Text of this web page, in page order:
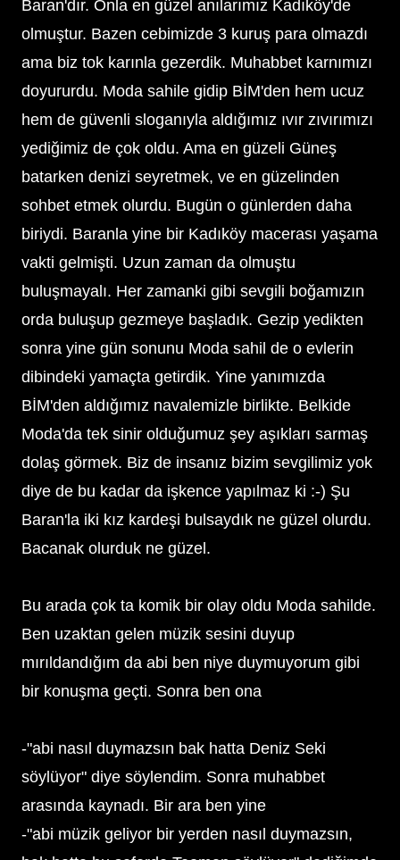
Baran'dır. Onla en güzel anılarımız Kadıköy'de
olmuştur. Bazen cebimizde 3 kuruş para olmazdı
ama biz tok karınla gezerdik. Muhabbet karnımızı
doyururdu. Moda sahile gidip BİM'den hem ucuz
hem de güvenli sloganıyla aldığımız ıvır zıvırımızı
yediğimiz de çok oldu. Ama en güzeli Güneş
batarken denizi seyretmek, ve en güzelinden
sohbet etmek olurdu. Bugün o günlerden daha
biriydi. Baranla yine bir Kadıköy macerası yaşama
vakti gelmişti. Uzun zaman da olmuştu
buluşmayalı. Her zamanki gibi sevgili boğamızın
orda buluşup gezmeye başladık. Gezip yedikten
sonra yine gün sonunu Moda sahil de o evlerin
dibindeki yamaçta getirdik. Yine yanımızda
BİM'den aldığımız navalemizle birlikte. Belkide
Moda'da tek sinir olduğumuz şey aşıkları sarmaş
dolaş görmek. Biz de insanız bizim sevgilimiz yok
diye de bu kadar da işkence yapılmaz ki :-) Şu
Baran'la iki kız kardeşi bulsaydık ne güzel olurdu.
Bacanak olurduk ne güzel.
Bu arada çok ta komik bir olay oldu Moda sahilde.
Ben uzaktan gelen müzik sesini duyup
mırıldandığım da abi ben niye duymuyorum gibi
bir konuşma geçti. Sonra ben ona
-"abi nasıl duymazsın bak hatta Deniz Seki
söylüyor" diye söylendim. Sonra muhabbet
arasında kaynadı. Bir ara ben yine
-"abi müzik geliyor bir yerden nasıl duymazsın,